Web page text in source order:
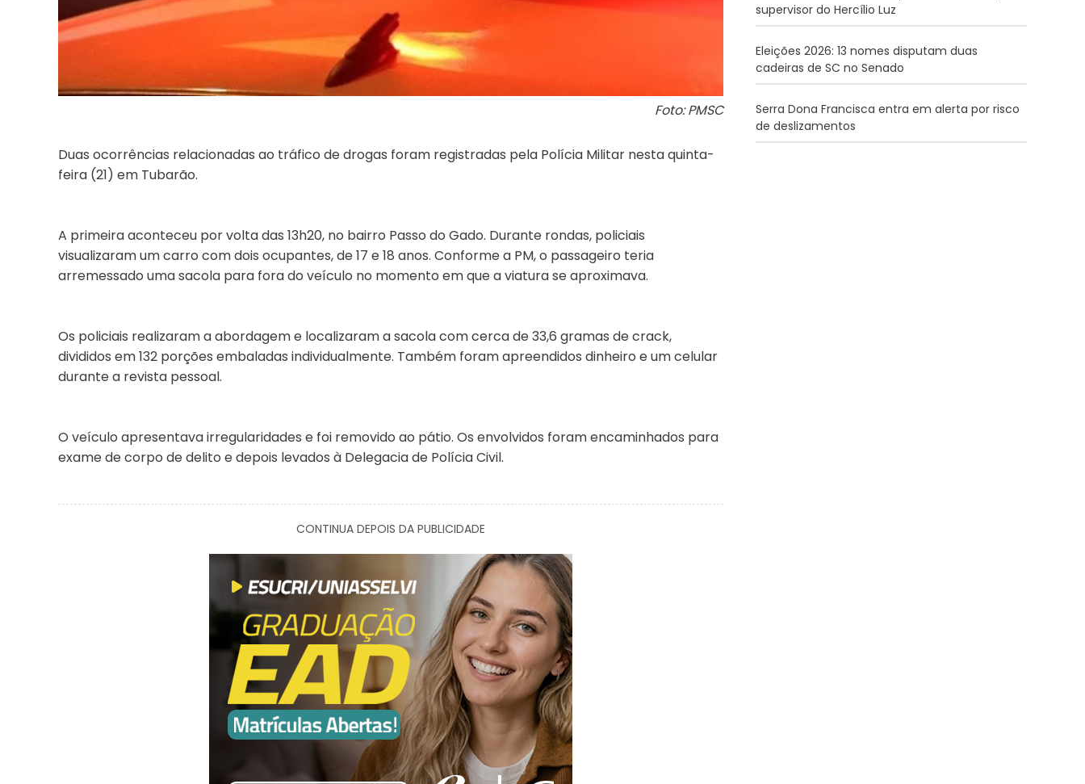
Foto: PMSC
Duas ocorrências relacionadas ao tráfico de drogas foram registradas pela Polícia Militar nesta quinta-
feira (21) em Tubarão.
A primeira aconteceu por volta das 13h20, no bairro Passo do Gado. Durante rondas, policiais
visualizaram um carro com dois ocupantes, de 17 e 18 anos. Conforme a PM, o passageiro teria
arremessado uma sacola para fora do veículo no momento em que a viatura se aproximava.
Os policiais realizaram a abordagem e localizaram a sacola com cerca de 33,6 gramas de crack,
divididos em 132 porções embaladas individualmente. Também foram apreendidos dinheiro e um celular
durante a revista pessoal.
O veículo apresentava irregularidades e foi removido ao pátio. Os envolvidos foram encaminhados para
exame de corpo de delito e depois levados à Delegacia de Polícia Civil.
CONTINUA DEPOIS DA PUBLICIDADE
supervisor do Hercílio Luz
Eleições 2026: 13 nomes disputam duas
cadeiras de SC no Senado
Serra Dona Francisca entra em alerta por risco
de deslizamentos